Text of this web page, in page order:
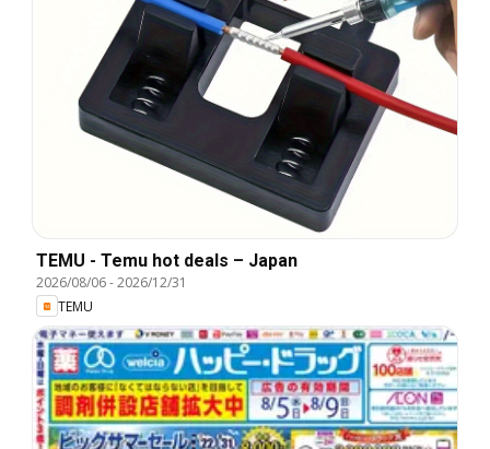
TEMU - Temu hot deals – Japan
2026/08/06-2026/12/31
TEMU